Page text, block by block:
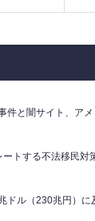
件と闇サイト、アメ
ートする不法移民対
ドル（230兆円）